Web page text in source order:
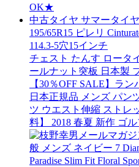
OK★
中古タイヤ サマータイ
195/65R15 ピレリ
114.3-5穴15インチ
チェスト たんす ロータ
ールナット突板 日本製
【30％OFF SALE】ラ
日本正規品 メンズ パン
ツ ウエスト伸縮 ストレ
料】 2018 春夏 新作 ゴ
般 メンズ ネイビー 7
Paradise Slim Fit Floral